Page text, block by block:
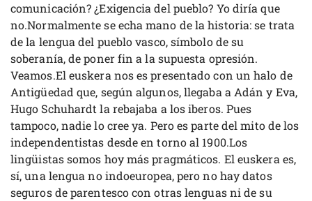
comunicación? ¿Exigencia del pueblo? Yo diría que
no.Normalmente se echa mano de la historia: se trata
de la lengua del pueblo vasco, símbolo de su
soberanía, de poner fin a la supuesta opresión.
Veamos.El euskera nos es presentado con un halo de
Antigüedad que, según algunos, llegaba a Adán y Eva,
Hugo Schuhardt la rebajaba a los iberos. Pues
tampoco, nadie lo cree ya. Pero es parte del mito de los
independentistas desde en torno al 1900.Los
lingüistas somos hoy más pragmáticos. El euskera es,
sí, una lengua no indoeuropea, pero no hay datos
seguros de parentesco con otras lenguas ni de su